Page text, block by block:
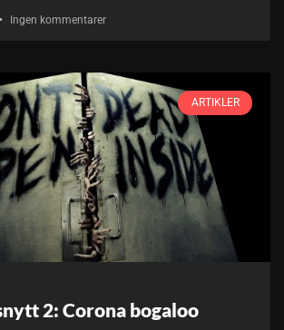
Ingen kommentarer
ARTIKLER
2: Corona bogaloo